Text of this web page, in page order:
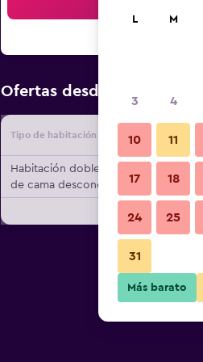
Ofertas desde Oferta
Tipo de habitación
Habitación doble, tipo
de cama desconocido
L M
3 4
10 11
17 18
24 25
31
Más barato